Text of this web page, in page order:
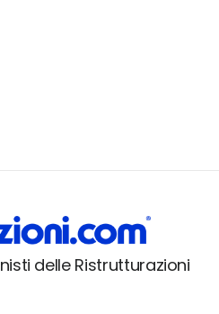
delle Ristrutturazioni